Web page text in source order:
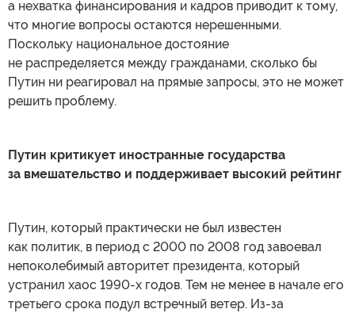
а нехватка финансирования и кадров приводит к тому,
что многие вопросы остаются нерешенными.
Поскольку национальное достояние
не распределяется между гражданами, сколько бы
Путин ни реагировал на прямые запросы, это не может
решить проблему.
Путин критикует иностранные государства
за вмешательство и поддерживает высокий рейтинг
Путин, который практически не был известен
как политик, в период с 2000 по 2008 год завоевал
непоколебимый авторитет президента, который
устранил хаос 1990-х годов. Тем не менее в начале его
третьего срока подул встречный ветер. Из-за